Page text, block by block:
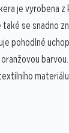
je vyrobena z
se snadno
pohodlné